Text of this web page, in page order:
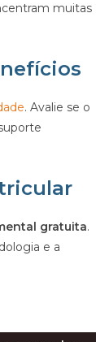
muitas
. Avalie se o
gratuita.
e a